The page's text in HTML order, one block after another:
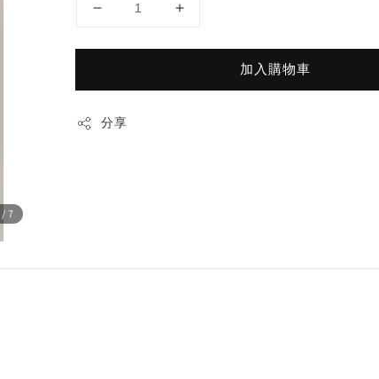
/7
加入購物車
分享